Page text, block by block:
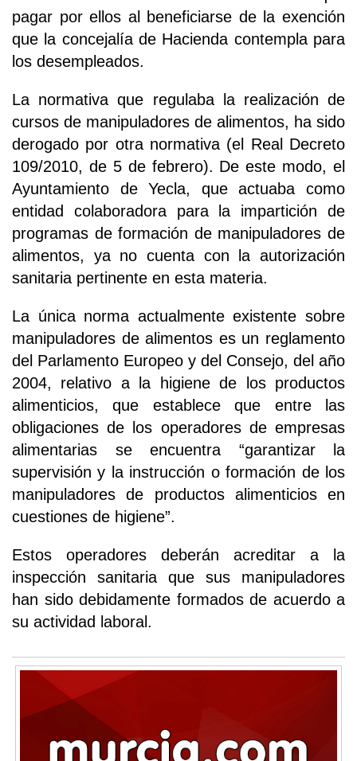
pagar por ellos al beneficiarse de la exención
que la concejalía de Hacienda contempla para
los desempleados.
La normativa que regulaba la realización de
cursos de manipuladores de alimentos, ha sido
derogado por otra normativa (el Real Decreto
109/2010, de 5 de febrero). De este modo, el
Ayuntamiento de Yecla, que actuaba como
entidad colaboradora para la impartición de
programas de formación de manipuladores de
alimentos, ya no cuenta con la autorización
sanitaria pertinente en esta materia.
La única norma actualmente existente sobre
manipuladores de alimentos es un reglamento
del Parlamento Europeo y del Consejo, del año
2004, relativo a la higiene de los productos
alimenticios, que establece que entre las
obligaciones de los operadores de empresas
alimentarias se encuentra “garantizar la
supervisión y la instrucción o formación de los
manipuladores de productos alimenticios en
cuestiones de higiene”.
Estos operadores deberán acreditar a la
inspección sanitaria que sus manipuladores
han sido debidamente formados de acuerdo a
su actividad laboral.